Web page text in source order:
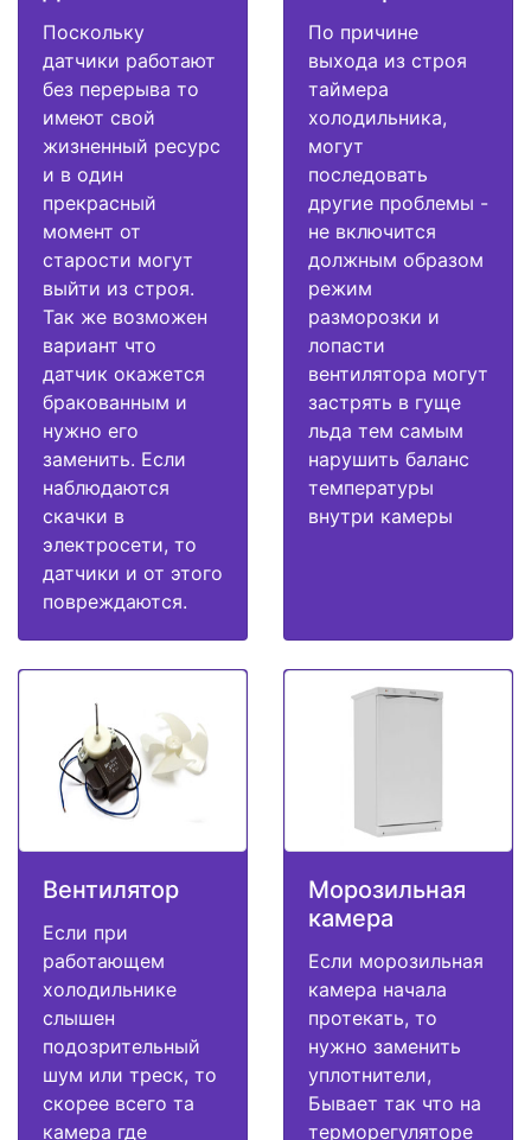
Поскольку
датчики работают
без перерыва то
имеют свой
жизненный ресурс
и в один
прекрасный
момент от
старости могут
выйти из строя.
Так же возможен
вариант что
датчик окажется
бракованным и
нужно его
заменить. Если
наблюдаются
скачки в
электросети, то
датчики и от этого
повреждаются.
По причине
выхода из строя
таймера
холодильника,
могут
последовать
другие проблемы -
не включится
должным образом
режим
разморозки и
лопасти
вентилятора могут
застрять в гуще
льда тем самым
нарушить баланс
температуры
внутри камеры
Вентилятор
Если при
работающем
холодильнике
слышен
подозрительный
шум или треск, то
скорее всего та
камера где
Морозильная
камера
Если морозильная
камера начала
протекать, то
нужно заменить
уплотнители,
Бывает так что на
терморегуляторе